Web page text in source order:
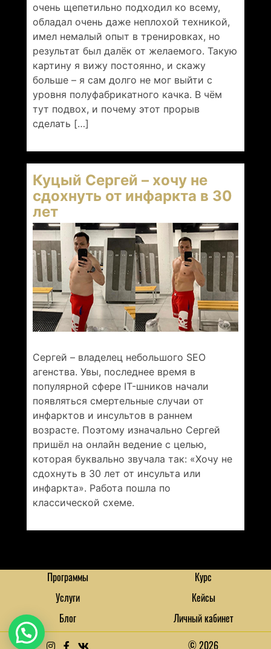
очень щепетильно подходил ко всему,
обладал очень даже неплохой техникой,
имел немалый опыт в тренировках, но
результат был далёк от желаемого. Такую
картину я вижу постоянно, и скажу
больше – я сам долго не мог выйти с
уровня полуфабрикатного качка. В чём
тут подвох, и почему этот прорыв
сделать […]
Куцый Сергей – хочу не
сдохнуть от инфаркта в 30
лет
Сергей – владелец небольшого SEO
агенства. Увы, последнее время в
популярной сфере IT-шников начали
появляться смертельные случаи от
инфарктов и инсультов в раннем
возрасте. Поэтому изначально Сергей
пришёл на онлайн ведение с целью,
которая буквально звучала так: «Хочу не
сдохнуть в 30 лет от инсульта или
инфаркта». Работа пошла по
классической схеме.
Программы
Курс
Услуги
Кейсы
Блог
Личный кабинет
© 2026